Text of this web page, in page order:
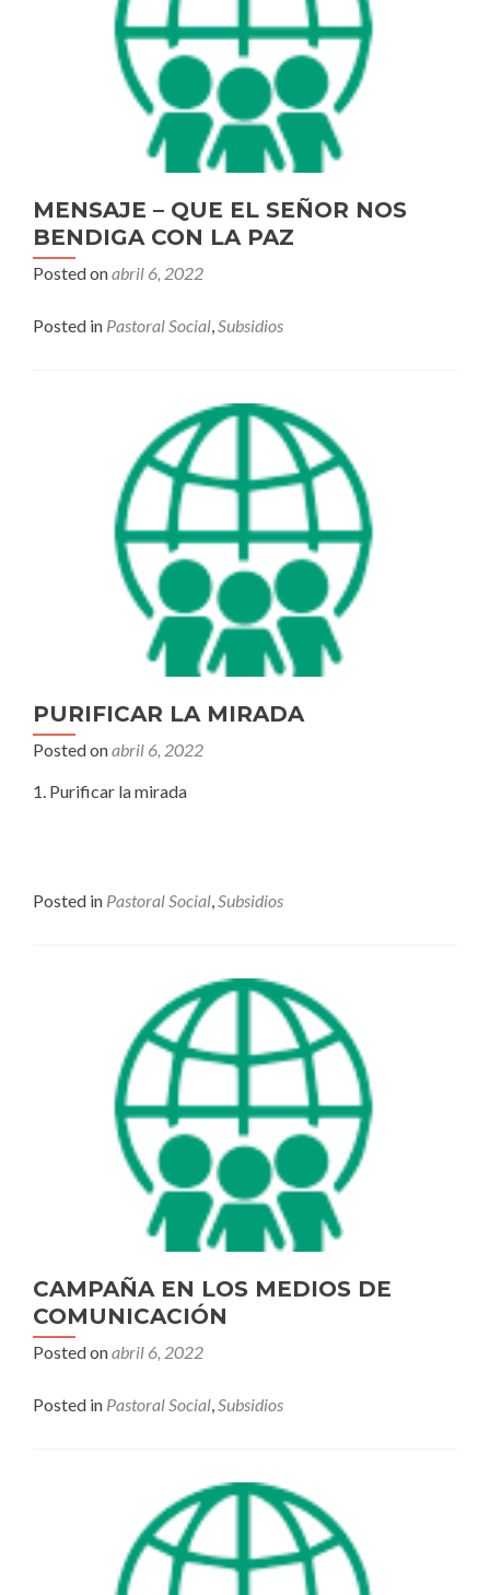
MENSAJE – QUE EL SEÑOR NOS
BENDIGA CON LA PAZ
Posted onabril 6, 2022
Posted in Pastoral Social,Subsidios
PURIFICAR LA MIRADA
Posted onabril 6, 2022
1. Purificar la mirada
Posted in Pastoral Social,Subsidios
CAMPAÑA EN LOS MEDIOS DE
COMUNICACIÓN
Posted onabril 6, 2022
Posted in Pastoral Social,Subsidios